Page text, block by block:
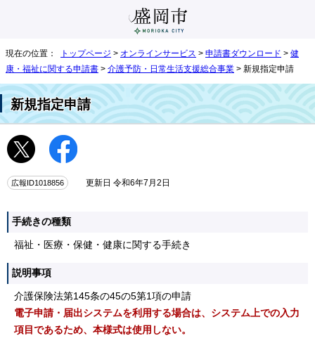
現在の位置： トップページ > オンラインサービス > 申請書ダウンロード > 健
康・福祉に関する申請書 > 介護予防・日常生活支援総合事業 > 新規指定申請
新規指定申請
広報ID1018856 更新日 令和6年7月2日
手続きの種類
福祉・医療・保健・健康に関する手続き
説明事項
介護保険法第145条の45の5第1項の申請
電子申請・届出システムを利用する場合は、システム上での入力
項目であるため、本様式は使用しない。